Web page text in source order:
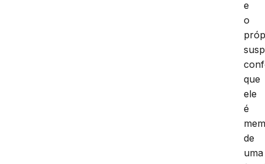
e
o
que
ele
é
de
uma